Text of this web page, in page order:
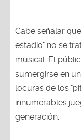
Cabe señalar
estadio" no se
musical. El
sumergirse en
locuras de los
innumerables
generación.